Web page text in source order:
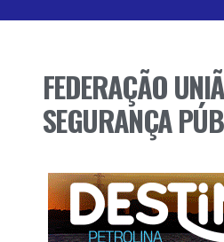
FEDERAÇÃO
SEGURANÇA